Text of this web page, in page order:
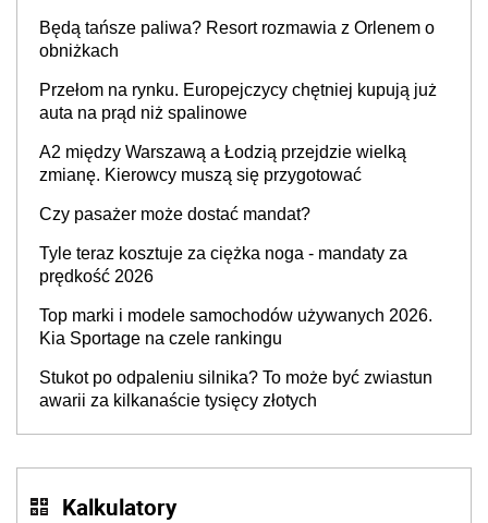
producenta
Będą tańsze paliwa? Resort rozmawia z Orlenem o
obniżkach
Przełom na rynku. Europejczycy chętniej kupują już
auta na prąd niż spalinowe
A2 między Warszawą a Łodzią przejdzie wielką
zmianę. Kierowcy muszą się przygotować
Czy pasażer może dostać mandat?
Tyle teraz kosztuje za ciężka noga - mandaty za
prędkość 2026
Top marki i modele samochodów używanych 2026.
Kia Sportage na czele rankingu
Stukot po odpaleniu silnika? To może być zwiastun
awarii za kilkanaście tysięcy złotych
Kalkulatory